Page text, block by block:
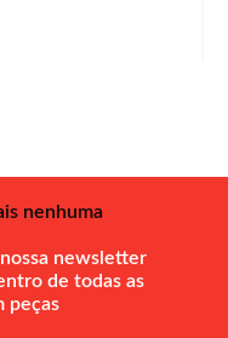
nenhuma
newsletter
de todas as
peças